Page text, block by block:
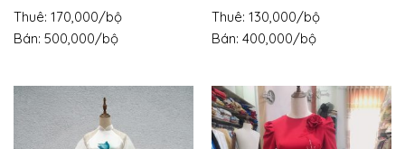
Thuê: 170,000/bộ
Bán: 500,000/bộ
Thuê: 130,000/bộ
Bán: 400,000/bộ